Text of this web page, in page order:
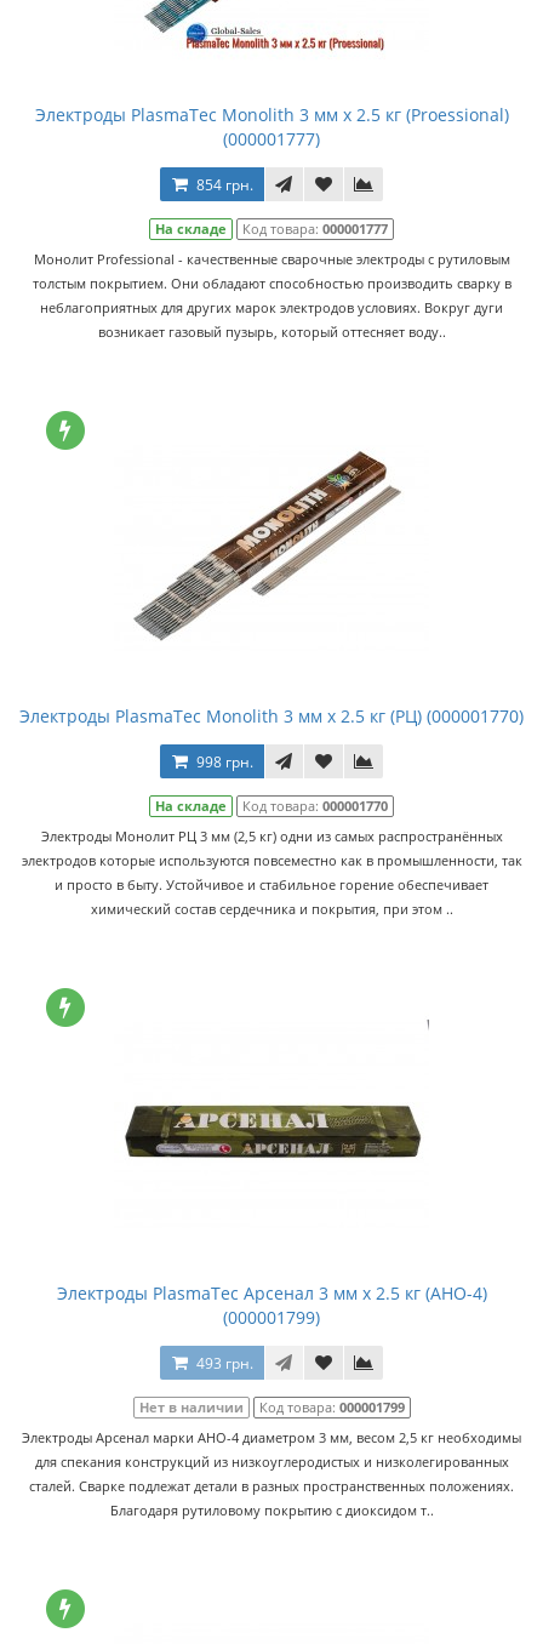
Электроды PlasmaTec Monolith 3 мм х 2.5 кг (Proessional)
(000001777)
854 грн.
На складе Код товара: 000001777
Монолит Professional - качественные сварочные электроды с рутиловым
толстым покрытием. Они обладают способностью производить сварку в
неблагоприятных для других марок электродов условиях. Вокруг дуги
возникает газовый пузырь, который оттесняет воду..
Электроды PlasmaTec Monolith 3 мм х 2.5 кг (РЦ) (000001770)
998 грн.
На складе Код товара: 000001770
Электроды Монолит РЦ 3 мм (2,5 кг) одни из самых распространённых
электродов которые используются повсеместно как в промышленности, так
и просто в быту. Устойчивое и стабильное горение обеспечивает
химический состав сердечника и покрытия, при этом ..
Электроды PlasmaTec Арсенал 3 мм х 2.5 кг (АНО-4)
(000001799)
493 грн.
Нет в наличии Код товара: 000001799
Электроды Арсенал марки АНО-4 диаметром 3 мм, весом 2,5 кг необходимы
для спекания конструкций из низкоуглеродистых и низколегированных
сталей. Сварке подлежат детали в разных пространственных положениях.
Благодаря рутиловому покрытию с диоксидом т..